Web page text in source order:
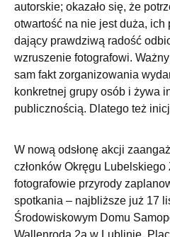
autorskie; okazało się, że
otwartość na nie jest duża, ich
dający prawdziwą radość
wzruszenie fotografowi.
sam fakt zorganizowania
konkretnej grupy osób i żywa
publicznością. Dlatego też
W nową odsłonę akcji
członków Okręgu
fotografowie przyrody
spotkania – najbliższe już 17
Środowiskowym Domu